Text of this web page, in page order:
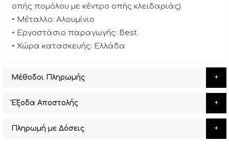
οπής πομόλου με κέντρο οπής κλειδαριάς)
• Μέταλλο: Αλουμίνιο
• Εργοστάσιο παραγωγής: Best
• Χώρα κατασκευής: Ελλάδα
Μέθοδοι Πληρωμής
Έξοδα Αποστολής
Πληρωμή με Δόσεις